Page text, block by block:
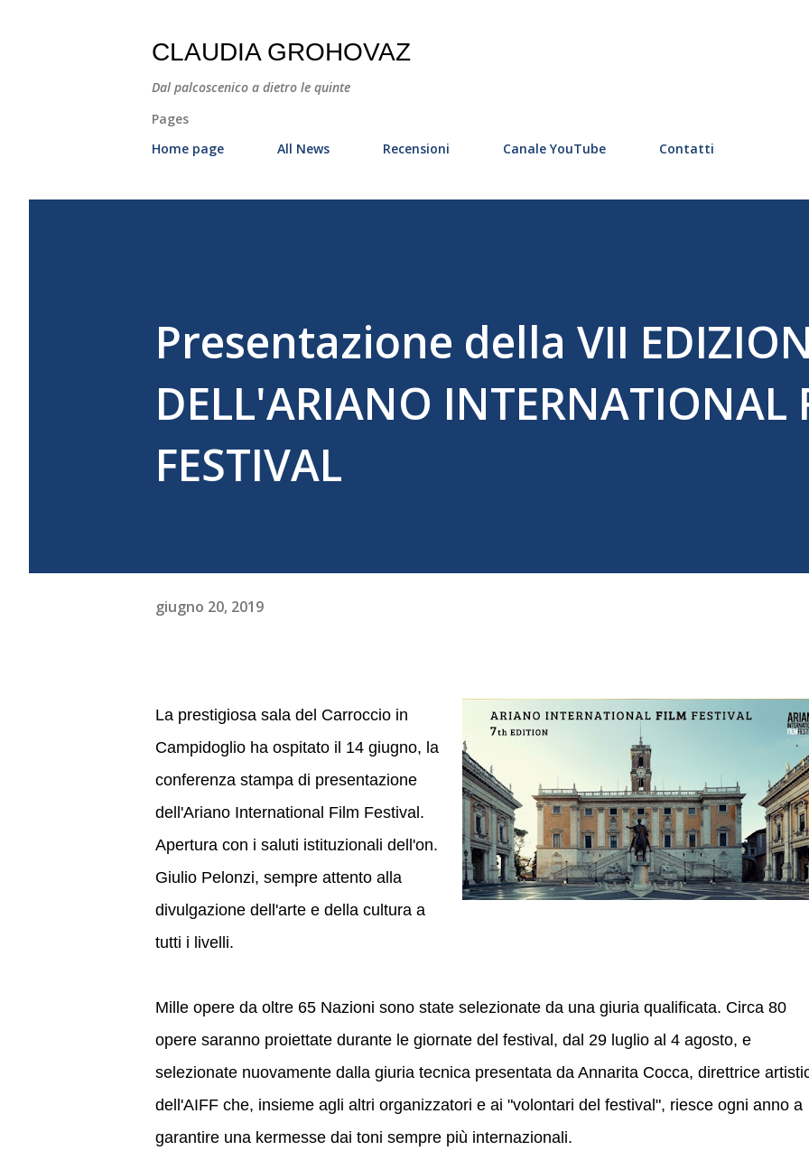
CLAUDIA GROHOVAZ
Dal palcoscenico a dietro le quinte
Pages
Home page
All News Recensioni Canale YouTube Contatti
Presentazione della VII
DELL'ARIANO INTERNATIONAL
FESTIVAL
giugno 20, 2019
La prestigiosa sala del Carroccio in
Campidoglio ha ospitato il 14 giugno, la
conferenza stampa di presentazione
dell'Ariano International Film Festival.
Apertura con i saluti istituzionali dell'on.
Giulio Pelonzi, sempre attento alla
divulgazione dell'arte e della cultura a
tutti i livelli.
Mille opere da oltre 65 Nazioni sono state selezionate da una giuria qualificata. Circa 80
opere saranno proiettate durante le giornate del festival, dal 29 luglio al 4 agosto, e
selezionate nuovamente dalla giuria tecnica presentata da Annarita Cocca, direttrice
dell'AIFF che, insieme agli altri organizzatori e ai "volontari del festival", riesce ogni anno a
garantire una kermesse dai toni sempre più internazionali.